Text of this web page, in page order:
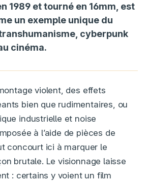
1989 et tourné en 16mm, est
un exemple unique du
cyberpunk
cinéma.
violent, des effets
bien que rudimentaires, ou
industrielle et noise
à l’aide de pièces de
concourt ici à marquer le
brutale. Le visionnage laisse
: certains y voient un film